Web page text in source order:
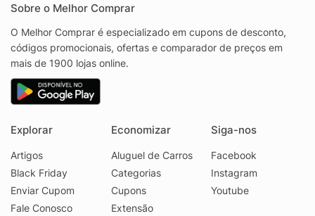
Sobre o Melhor Comprar
O Melhor Comprar é especializado em cupons de desconto,
códigos promocionais, ofertas e comparador de preços em
mais de 1900 lojas online.
Explorar
Artigos
Black Friday
Enviar Cupom
Fale Conosco
Economizar
Aluguel de Carros
Categorias
Cupons
Extensão
Siga-nos
Facebook
Instagram
Youtube